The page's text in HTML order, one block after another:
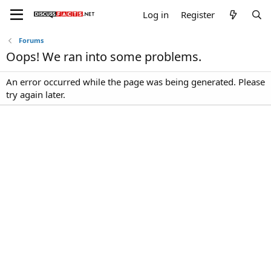
Log in Register
Forums
Oops! We ran into some problems.
An error occurred while the page was being generated. Please
try again later.